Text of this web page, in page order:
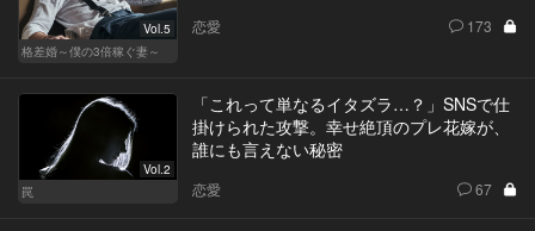
Vol.5
格差婚～僕の3倍稼ぐ妻～
恋愛 173
Vol.2
罠
「これって単なるイタズラ…？」SNSで仕
掛けられた攻撃。幸せ絶頂のプレ花嫁が、
誰にも言えない秘密
恋愛 67